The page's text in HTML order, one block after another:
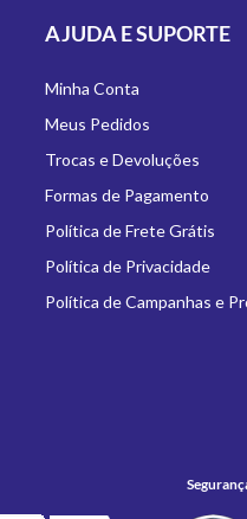
AJUDA E SUPORTE
Minha Conta
Meus Pedidos
Trocas e Devoluções
Formas de Pagamento
Política de Frete Grátis
Política de Privacidade
Política de Campanhas e